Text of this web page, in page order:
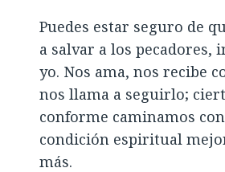
Puedes estar seguro de
a salvar a los pecadores,
yo. Nos ama, nos recibe
nos llama a seguirlo;
conforme caminamos
condición espiritual
más.